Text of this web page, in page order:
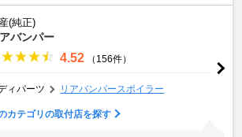
(純正)
バンパー
4.52 （156件）
ィパーツ リアバンパースポイラー
カテゴリの取付店を探す